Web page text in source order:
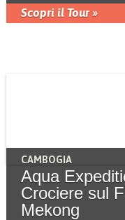
Scopri il Tour »
CAMBOGIA
Aqua
Crociere sul
Mekong